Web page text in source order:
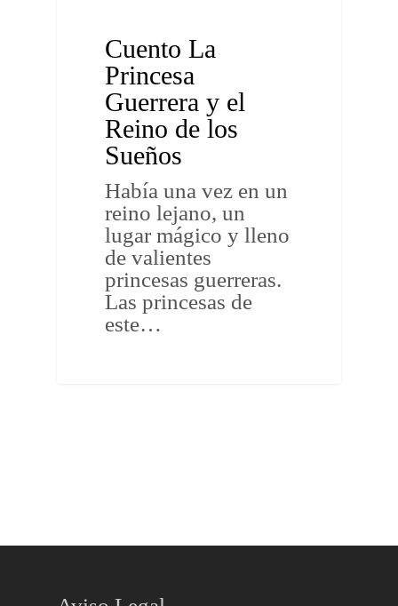
Cuento La
Princesa
Guerrera y el
Reino de los
Sueños
Había una vez en un
reino lejano, un
lugar mágico y lleno
de valientes
princesas guerreras.
Las princesas de
este…